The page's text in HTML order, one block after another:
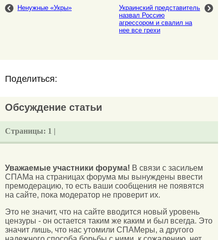
Ненужные «Укры»
Украинский представитель
назвал Россию
агрессором и свалил на
нее все грехи
Поделиться:
Обсуждение статьи
Страницы: 1 |
Уважаемые участники форума! В связи с засильем
СПАМа на страницах форума мы вынуждены ввести
премодерацию, то есть ваши сообщения не появятся
на сайте, пока модератор не проверит их.
Это не значит, что на сайте вводится новый уровень
цензуры - он остается таким же каким и был всегда. Это
значит лишь, что нас утомили СПАМеры, а другого